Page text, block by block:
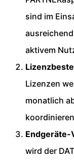
sind im
aktivem
Lizenzen
monatlich
Endgeräte-
wird der